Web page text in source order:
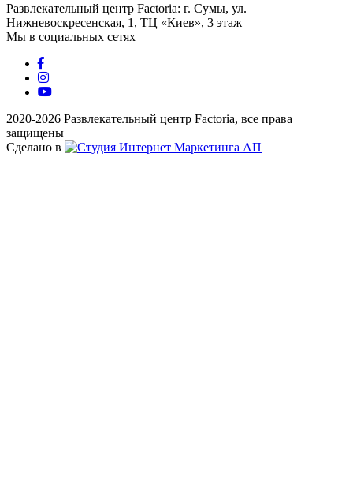
Развлекательный центр Factoria: г. Сумы, ул.
Нижневоскресенская, 1, ТЦ «Киев», 3 этаж
Мы в социальных сетях
2020-2026 Развлекательный центр Factoria, все права
защищены
Сделано в